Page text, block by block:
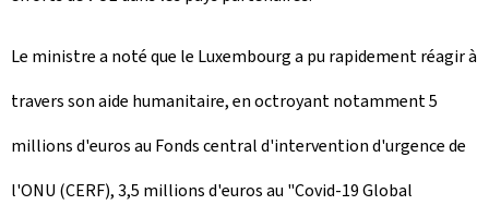
Le ministre a noté que le Luxembourg a pu rapidement réagir à
travers son aide humanitaire, en octroyant notamment 5
millions d'euros au Fonds central d'intervention d'urgence de
l'ONU (CERF), 3,5 millions d'euros au "Covid-19 Global